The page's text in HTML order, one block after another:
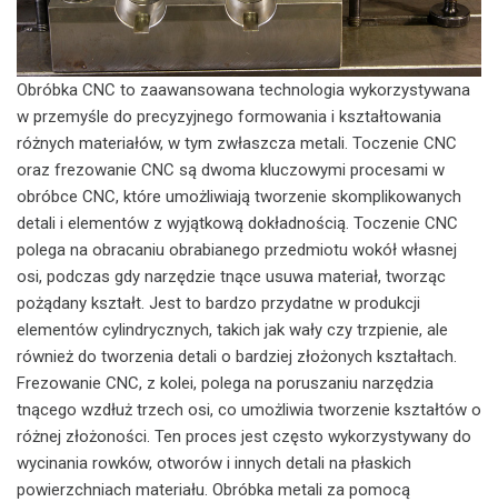
Obróbka CNC to zaawansowana technologia wykorzystywana
w przemyśle do precyzyjnego formowania i kształtowania
różnych materiałów, w tym zwłaszcza metali. Toczenie CNC
oraz frezowanie CNC są dwoma kluczowymi procesami w
obróbce CNC, które umożliwiają tworzenie skomplikowanych
detali i elementów z wyjątkową dokładnością. Toczenie CNC
polega na obracaniu obrabianego przedmiotu wokół własnej
osi, podczas gdy narzędzie tnące usuwa materiał, tworząc
pożądany kształt. Jest to bardzo przydatne w produkcji
elementów cylindrycznych, takich jak wały czy trzpienie, ale
również do tworzenia detali o bardziej złożonych kształtach.
Frezowanie CNC, z kolei, polega na poruszaniu narzędzia
tnącego wzdłuż trzech osi, co umożliwia tworzenie kształtów o
różnej złożoności. Ten proces jest często wykorzystywany do
wycinania rowków, otworów i innych detali na płaskich
powierzchniach materiału. Obróbka metali za pomocą